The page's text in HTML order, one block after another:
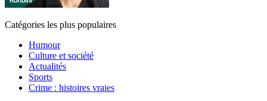
Catégories les plus populaires
Humour
Culture et société
Actualités
Sports
Crime : histoires vraies